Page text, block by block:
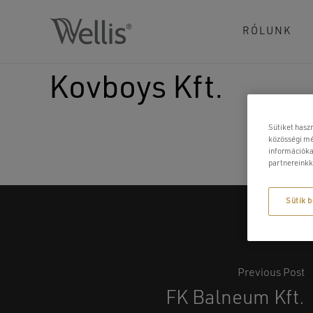
RÓLUNK
Kovboys Kft.
Previous Post
FK Balneum Kft.
Sütiket
közösségi
Sütik